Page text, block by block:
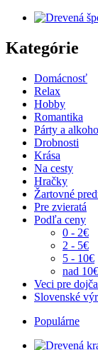
Kategórie
Domácnosť
Relax
Hobby
Romantika
Párty a
Drobnosti
Krása
Na cesty
Hračky
Žartovné
Pre zvieratá
Podľa ceny
0 - 2€
2 - 5€
5 - 10€
nad 10€
Veci pre
Slovenské
Populárne